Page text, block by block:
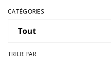
CATÉGORIES
TRIER PAR